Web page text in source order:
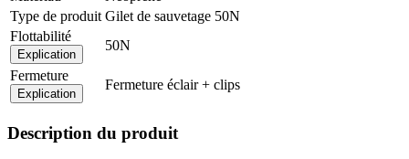
Type de produit Gilet de sauvetage 50N
Flottabilité
Explication
50N
Fermeture
Explication
Fermeture éclair + clips
Description du produit